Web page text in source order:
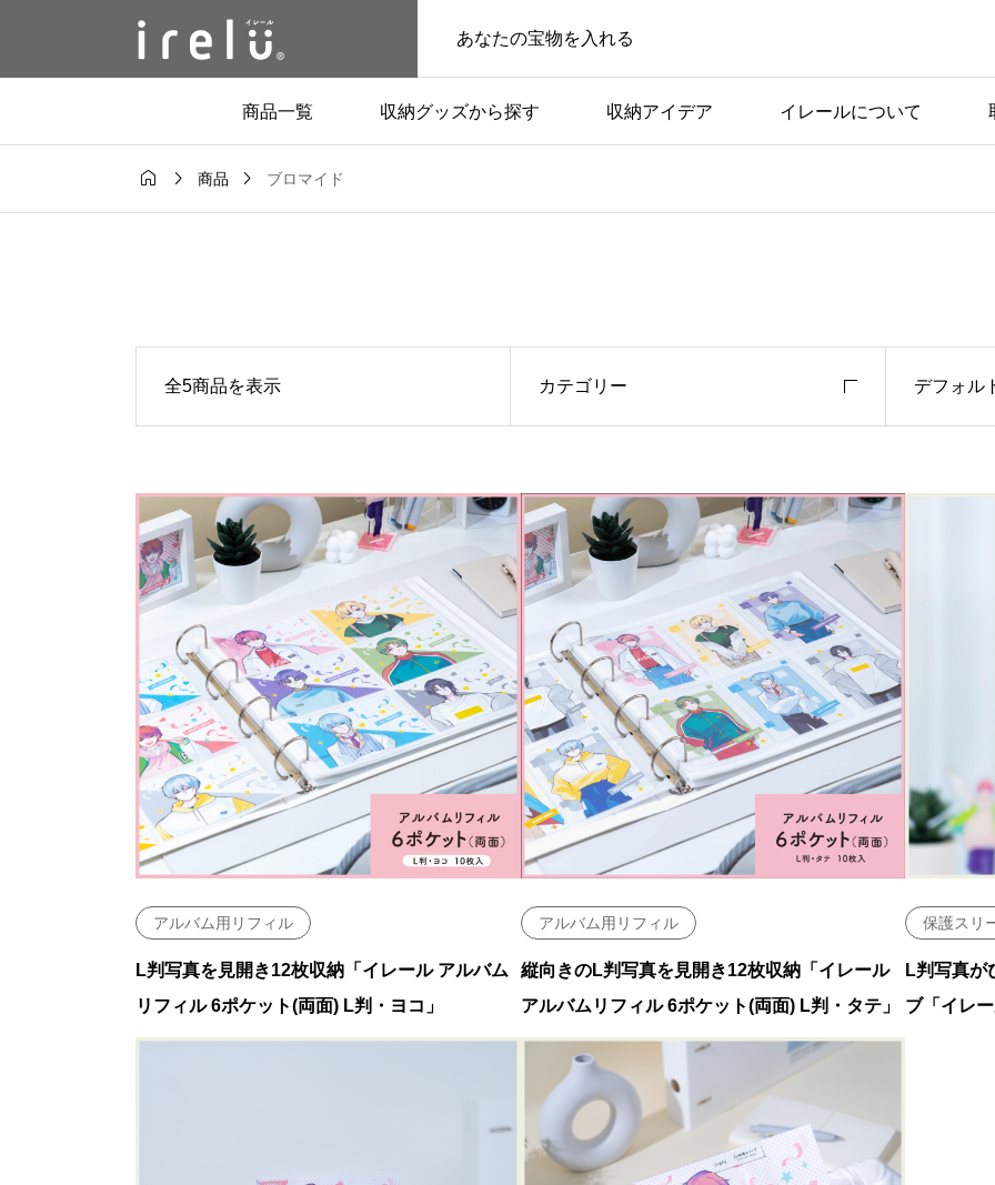
あなたの宝物を入れる
商品一覧 収納グッズから探す 収納アイデア イレールについて
  商品  ブロマイド
全5商品を表示 カテゴリー デフォル
アルバム用リフィル
L判写真を見開き12枚収納「イレール アルバム
リフィル 6ポケット(両面) L判・ヨコ」
アルバム用リフィル
縦向きのL判写真を見開き12枚収納「イレール
アルバムリフィル 6ポケット(両面) L判・タテ」
保護スリ
L判写真が
ブ「イレ